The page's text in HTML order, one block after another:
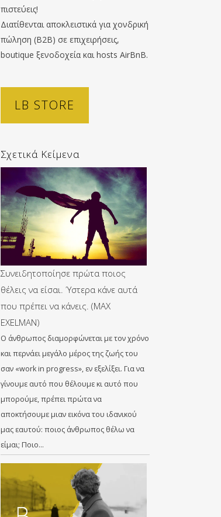
πιστεύεις!
Διατίθενται αποκλειστικά για χονδρική
πώληση (B2B) σε επιχειρήσεις,
boutique ξενοδοχεία και hosts AirBnB.
LB STORE
Σχετικά Κείμενα
Συνειδητοποίησε πρώτα ποιος
θέλεις να είσαι. Ύστερα κάνε αυτά
που πρέπει να κάνεις. (MAX
EXELMAN)
Ο άνθρωπος διαμορφώνεται με τον χρόνο
και περνάει μεγάλο μέρος της ζωής του
σαν «work in progress», εν εξελίξει. Για να
γίνουμε αυτό που θέλουμε κι αυτό που
μπορούμε, πρέπει πρώτα να
αποκτήσουμε μιαν εικόνα του ιδανικού
μας εαυτού: ποιος άνθρωπος θέλω να
είμαι; Ποιο…